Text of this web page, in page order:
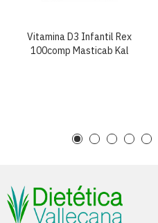
Vitamina D3 Infantil Rex
100comp Masticab Kal